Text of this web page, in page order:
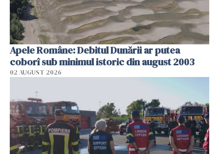
Apele Române: Debitul Dunării ar putea
coborî sub minimul istoric din august 2003
02 AUGUST 2026